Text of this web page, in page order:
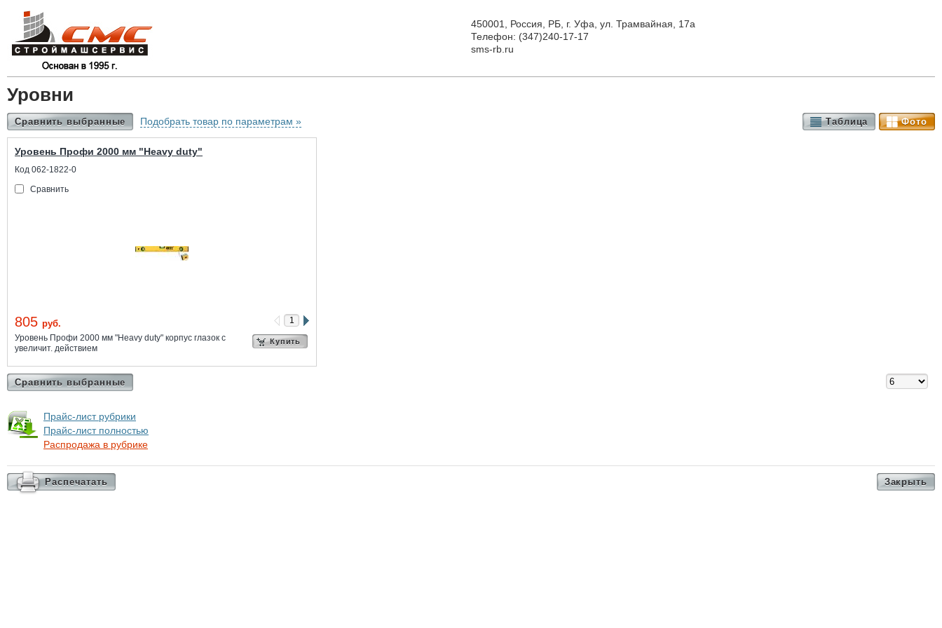
450001, Россия, РБ, г. Уфа, ул. Трамвайная, 17а
Телефон: (347)240-17-17
sms-rb.ru
Уровни
Сравнить выбранные Подобрать товар по параметрам » Фото
Таблица
Уровень Профи 2000 мм "Heavy duty"
Код 062-1822-0
Сравнить
805 руб.
Купить
Уровень Профи 2000 мм "Heavy duty" корпус глазок с
увеличит. действием
Сравнить выбранные
Прайс-лист рубрики
Прайс-лист полностью
Распродажа в рубрике
Распечатать Закрыть